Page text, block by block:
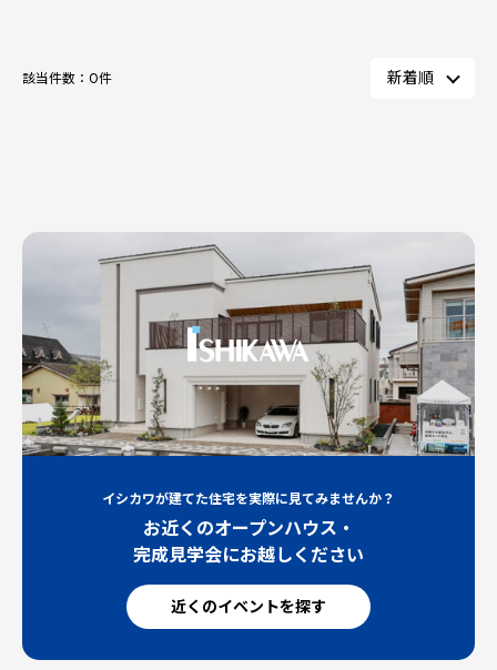
該当件数： 0件
イシカワが建てた住宅を実際に見てみませんか？
お近くのオープンハウス・
完成見学会にお越しください
近くのイベントを探す